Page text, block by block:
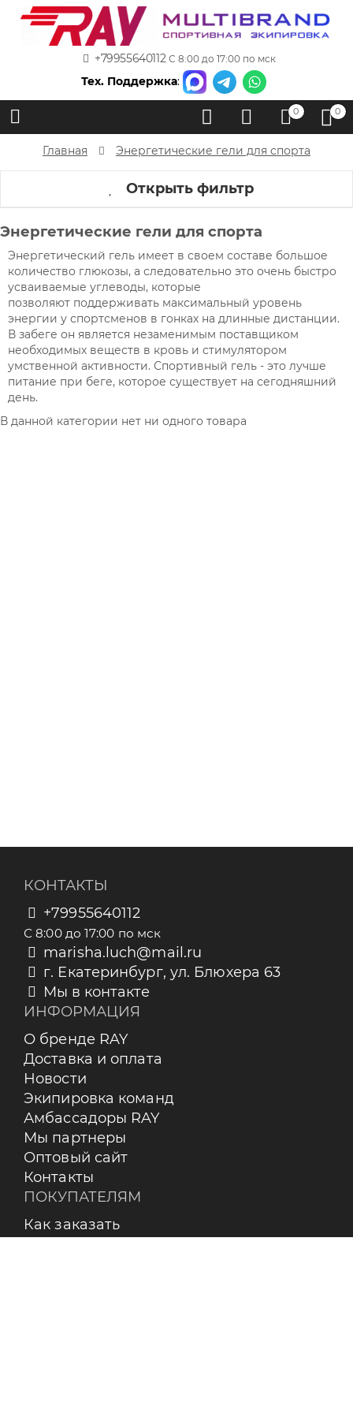
+79955640112 С 8:00 до 17:00 по мск
Тех. Поддержка:
0 0
Главная Энергетические гели для спорта
Открыть фильтр
Энергетические гели для спорта
Энергетический гель имеет в своем составе большое
количество глюкозы, а следовательно это очень быстро
усваиваемые углеводы, которые
позволяют поддерживать максимальный уровень
энергии у спортсменов в гонках на длинные дистанции.
В забеге он является незаменимым поставщиком
необходимых веществ в кровь и стимулятором
умственной активности. Спортивный гель - это лучше
питание при беге, которое существует на сегодняшний
день.
В данной категории нет ни одного товара
КОНТАКТЫ
+79955640112
С 8:00 до 17:00 по мск
marisha.luch@mail.ru
г. Екатеринбург, ул. Блюхера 63
Мы в контакте
ИНФОРМАЦИЯ
О бренде RAY
Доставка и оплата
Новости
Экипировка команд
Амбассадоры RAY
Мы партнеры
Оптовый сайт
Контакты
ПОКУПАТЕЛЯМ
Как заказать